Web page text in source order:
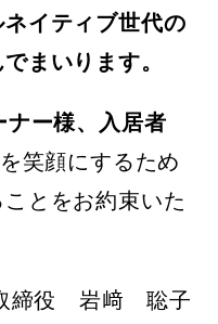
イティブ世代の
まいります。
ナー様、入居者
笑顔にするため
とをお約束いた
締役 岩﨑 聡子